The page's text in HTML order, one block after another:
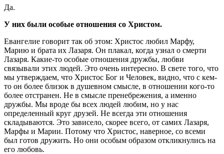
Да.
У них были особые отношения со Христом.
Евангелие говорит так об этом: Христос любил Марфу,
Марию и брата их Лазаря. Он плакал, когда узнал о смерти
Лазаря. Какие-то особые отношения дружбы, любви
связывали этих людей. Это очень интересно. В свете того, что
мы утверждаем, что Христос Бог и Человек, видно, что с кем-
то он более близок в душевном смысле, в отношении кого-то
более отстранен. Не в смысле пренебрежения, а именно
дружбы. Мы вроде бы всех людей любим, но у нас
определенный круг друзей. Не всегда эти отношения
складываются. Это зависело, скорее всего, от самих Лазаря,
Марфы и Марии. Потому что Христос, наверное, со всеми
был готов дружить. Но они особым образом откликнулись на
его любовь.